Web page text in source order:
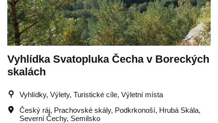
Vyhlídka Svatopluka Čecha v Boreckých
skalách
Vyhlídky, Výlety, Turistické cíle, Výletní místa
Český ráj, Prachovské skály, Podkrkonoší, Hrubá Skála,
Severní Čechy, Semilsko